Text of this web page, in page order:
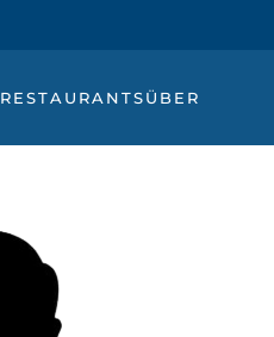
RESTAURANTSÜBER